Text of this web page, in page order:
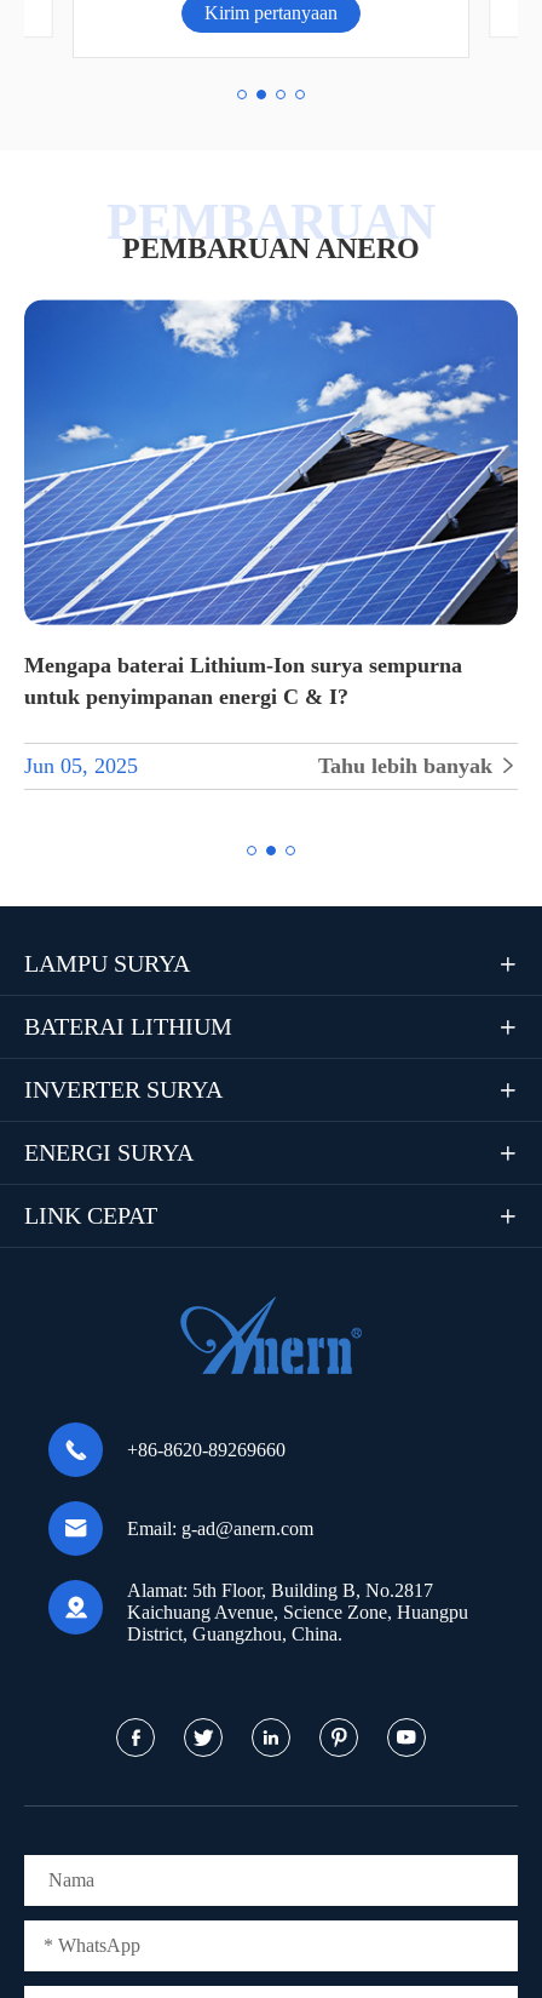
Kirim pertanyaan
PEMBARUAN ANERO
Mengapa baterai Lithium-Ion surya sempurna
untuk penyimpanan energi C & I?
Jun 05, 2025 Tahu lebih banyak 
LAMPU SURYA 
BATERAI LITHIUM 
INVERTER SURYA 
ENERGI SURYA 
LINK CEPAT 
 +86-8620-89269660
 Email: g-ad@anern.com

Alamat: 5th Floor, Building B, No.2817
Kaichuang Avenue, Science Zone, Huangpu
District, Guangzhou, China.
    